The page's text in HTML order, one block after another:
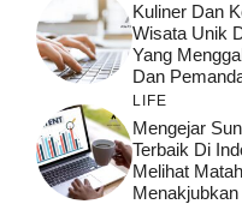
Kuliner Dan
Wisata Unik
Yang
Dan
LIFE
Mengejar
Terbaik Di
Melihat
Menakjubkan